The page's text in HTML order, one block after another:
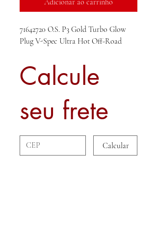
Adicionar ao carrinho
71642720 O.S. P3 Gold Turbo Glow
Plug V-Spec Ultra Hot Off-Road
Calcule
seu frete
Calcular